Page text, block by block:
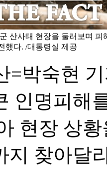
산사태 현장을 둘러보며
했다. /대통령실 제공
=박숙현
인명피해
현장 상
지 찾아달